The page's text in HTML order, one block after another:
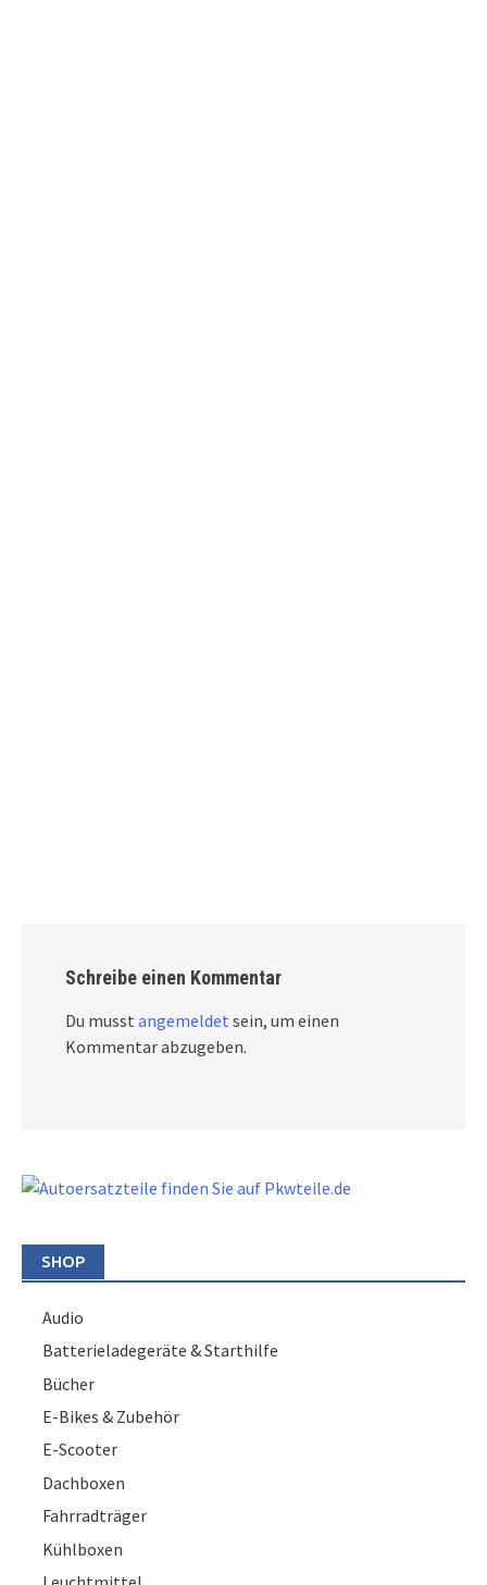
Schreibe einen Kommentar
Du musst angemeldet sein, um einen
Kommentar abzugeben.
SHOP
Audio
Batterieladegeräte & Starthilfe
Bücher
E-Bikes & Zubehör
E-Scooter
Dachboxen
Fahrradträger
Kühlboxen